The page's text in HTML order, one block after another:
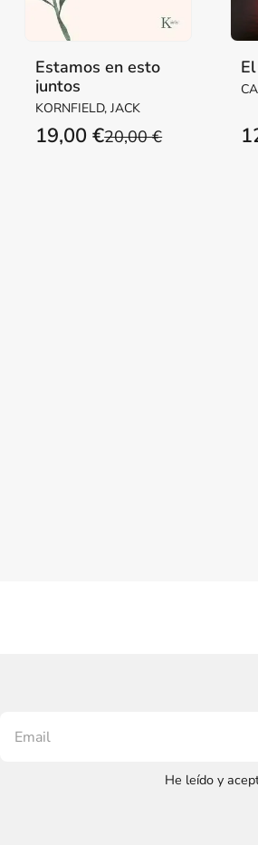
Estamos en esto
juntos
KORNFIELD, JACK
20,00 €
19,00 €
He leído y